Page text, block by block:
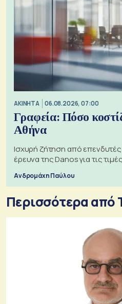
ΑΚΙΝΗΤΑ 06.08.2026, 07:00
Γραφεία: Πόσο
Αθήνα
Ισχυρή ζήτηση από επενδυτές
έρευνα της Danos για τις τιμές
Ανδρομάχη Παύλου
Περισσότερα από